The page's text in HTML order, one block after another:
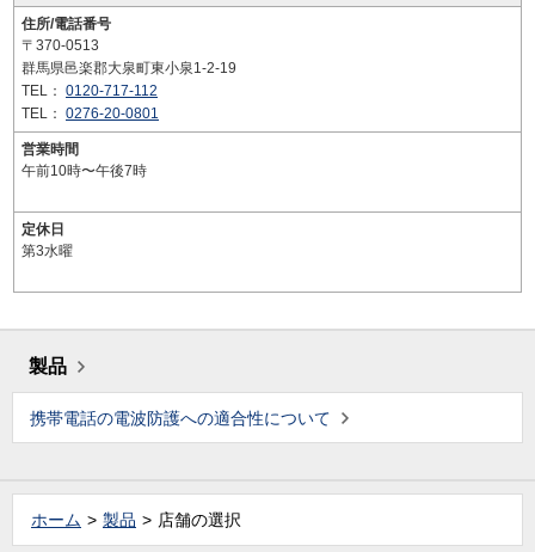
住所/電話番号
〒370-0513
群馬県邑楽郡大泉町東小泉1-2-19
TEL： 0120-717-112
TEL： 0276-20-0801
営業時間
午前10時〜午後7時
定休日
第3水曜
製品
携帯電話の電波防護への適合性について
ホーム 製品 店舗の選択